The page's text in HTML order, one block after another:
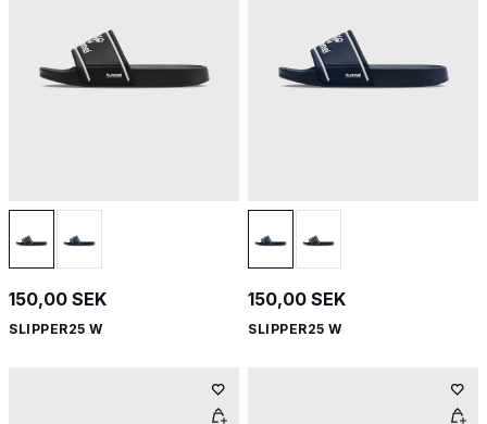
150,00 SEK
SLIPPER25 W
150,00 SEK
SLIPPER25 W